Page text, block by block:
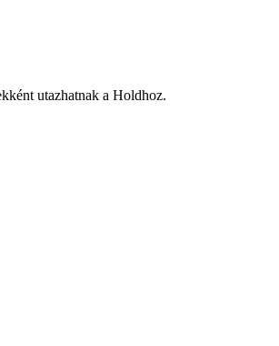
utazhatnak a Holdhoz.